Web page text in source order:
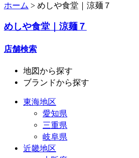
ホーム > めしや食堂｜涼麺７
めしや食堂｜涼麺７
店舗検索
地図 から探す
ブランドから探す
東海地区
愛知県
三重県
岐阜県
近畿地区